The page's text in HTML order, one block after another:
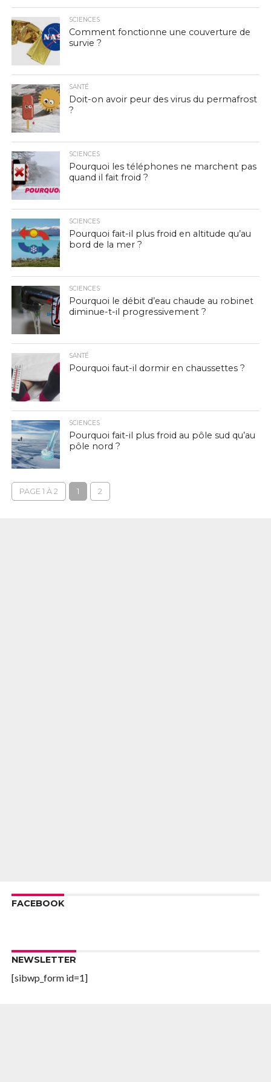
SCIENCES
Comment fonctionne une couverture de
survie ?
SANTÉ
Doit-on avoir peur des virus du permafrost
?
SCIENCES
Pourquoi les téléphones ne marchent pas
quand il fait froid ?
SCIENCES
Pourquoi fait-il plus froid en altitude qu’au
bord de la mer ?
SCIENCES
Pourquoi le débit d’eau chaude au robinet
diminue-t-il progressivement ?
SANTÉ
Pourquoi faut-il dormir en chaussettes ?
SCIENCES
Pourquoi fait-il plus froid au pôle sud qu’au
pôle nord ?
PAGE 1 À 2 1 2
FACEBOOK
NEWSLETTER
[sibwp_form id=1]